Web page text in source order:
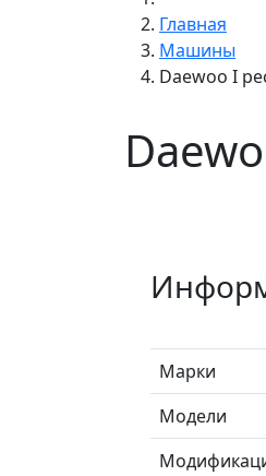
Главная
Машины
Daewoo I
Марки
Модели